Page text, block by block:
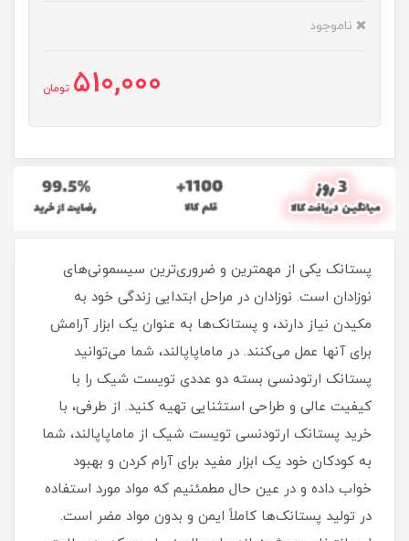
ناموجود
510,000 تومان
پستانک یکی از مهمترین و ضروری‌ترین سیسمونی‌های
نوزادان است. نوزادان در مراحل ابتدایی زندگی خود به
مکیدن نیاز دارند، و پستانک‌ها به عنوان یک ابزار آرامش
برای آنها عمل می‌کنند. در ماماپاپالند، شما می‌توانید
پستانک ارتودنسی بسته دو عددی تویست شیک را با
کیفیت عالی و طراحی استثنایی تهیه کنید. از طرفی، با
خرید پستانک ارتودنسی تویست شیک از ماماپاپالند، شما
به کودکان خود یک ابزار مفید برای آرام کردن و بهبود
خواب داده و در عین حال مطمئنیم که مواد مورد استفاده
در تولید پستانک‌ها کاملاً ایمن و بدون مواد مضر است.